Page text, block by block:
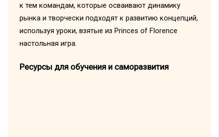
к тем командам, которые осваивают динамику
рынка и творчески подходят к развитию концепций,
используя уроки, взятые из Princes of Florence
настольная игра.
Ресурсы для обучения и саморазвития